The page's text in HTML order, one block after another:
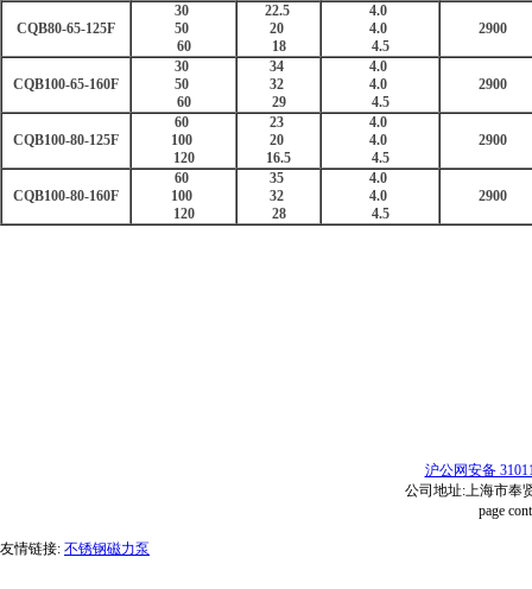
CQB80-65-125F
30
50
60
22.5
20
18
4.0
4.0
4.5
2900
CQB100-65-160F
30
50
60
34
32
29
4.0
4.0
4.5
2900
CQB100-80-125F
60
100
120
23
20
16.5
4.0
4.0
4.5
2900
CQB100-80-160F
60
100
120
35
32
28
4.0
4.0
4.5
2900
沪公网安备
公司地址:上海市奉
page
友情链接: 不锈钢磁力泵